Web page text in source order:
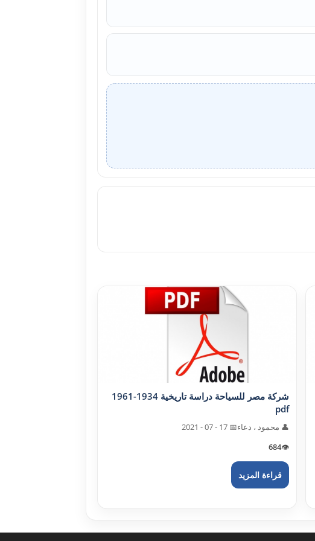
شرکة مصر للسياحة دراسة تاريخية 1934-1961
pdf
👤 محمود ، دعاء📅 17 - 07 - 2021
👁️
684
قراءة المزيد